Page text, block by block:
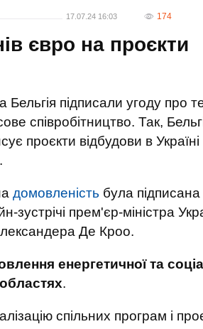
17.07.24 16:03 174
євро на проєкти
Бельгія підписали угоду про
співробітництво. Так,
проєкти відбудови в
домовленість була підписана
зустрічі прем'єр-міністра
Де Кроо.
енергетичної та
.
спільних програм і